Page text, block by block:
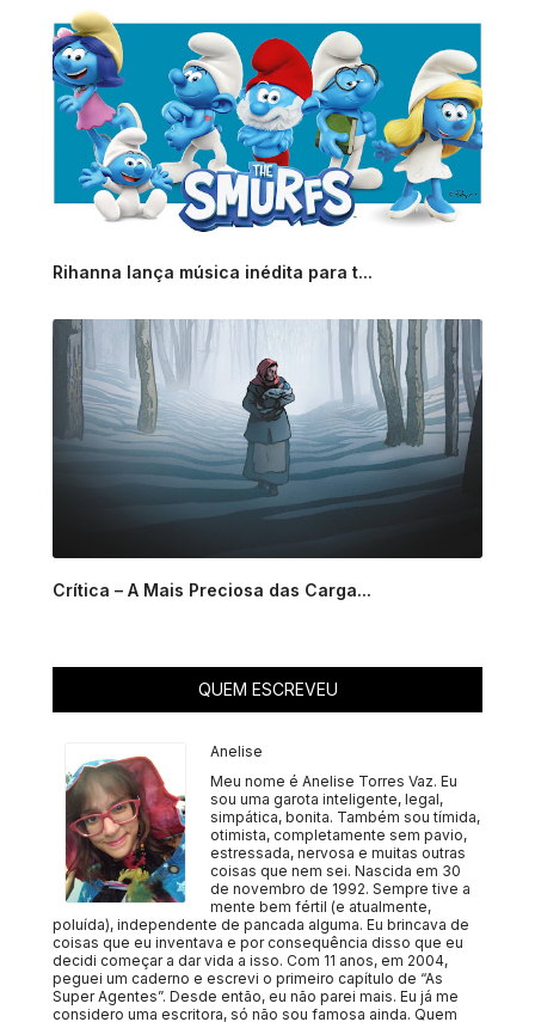
Rihanna lança música inédita para t...
Crítica – A Mais Preciosa das Carga...
QUEM ESCREVEU
Anelise
Meu nome é Anelise Torres Vaz. Eu
sou uma garota inteligente, legal,
simpática, bonita. Também sou tímida,
otimista, completamente sem pavio,
estressada, nervosa e muitas outras
coisas que nem sei. Nascida em 30
de novembro de 1992. Sempre tive a
mente bem fértil (e atualmente,
poluída), independente de pancada alguma. Eu brincava de
coisas que eu inventava e por consequência disso que eu
decidi começar a dar vida a isso. Com 11 anos, em 2004,
peguei um caderno e escrevi o primeiro capítulo de “As
Super Agentes”. Desde então, eu não parei mais. Eu já me
considero uma escritora, só não sou famosa ainda. Quem